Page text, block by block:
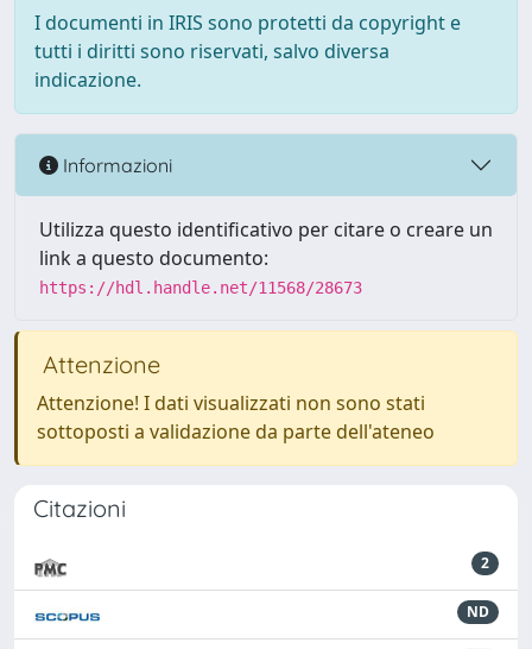
I documenti in IRIS sono protetti da copyright e
tutti i diritti sono riservati, salvo diversa
indicazione.
Informazioni
Utilizza questo identificativo per citare o creare un
link a questo documento:
https://hdl.handle.net/11568/28673
Attenzione
Attenzione! I dati visualizzati non sono stati
sottoposti a validazione da parte dell'ateneo
Citazioni
2
ND